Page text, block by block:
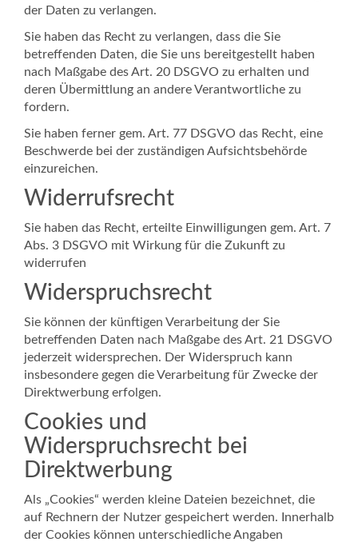
der Daten zu verlangen.
Sie haben das Recht zu verlangen, dass die Sie
betreffenden Daten, die Sie uns bereitgestellt haben
nach Maßgabe des Art. 20 DSGVO zu erhalten und
deren Übermittlung an andere Verantwortliche zu
fordern.
Sie haben ferner gem. Art. 77 DSGVO das Recht, eine
Beschwerde bei der zuständigen Aufsichtsbehörde
einzureichen.
Widerrufsrecht
Sie haben das Recht, erteilte Einwilligungen gem. Art. 7
Abs. 3 DSGVO mit Wirkung für die Zukunft zu
widerrufen
Widerspruchsrecht
Sie können der künftigen Verarbeitung der Sie
betreffenden Daten nach Maßgabe des Art. 21 DSGVO
jederzeit widersprechen. Der Widerspruch kann
insbesondere gegen die Verarbeitung für Zwecke der
Direktwerbung erfolgen.
Cookies und
Widerspruchsrecht bei
Direktwerbung
Als „Cookies“ werden kleine Dateien bezeichnet, die
auf Rechnern der Nutzer gespeichert werden. Innerhalb
der Cookies können unterschiedliche Angaben